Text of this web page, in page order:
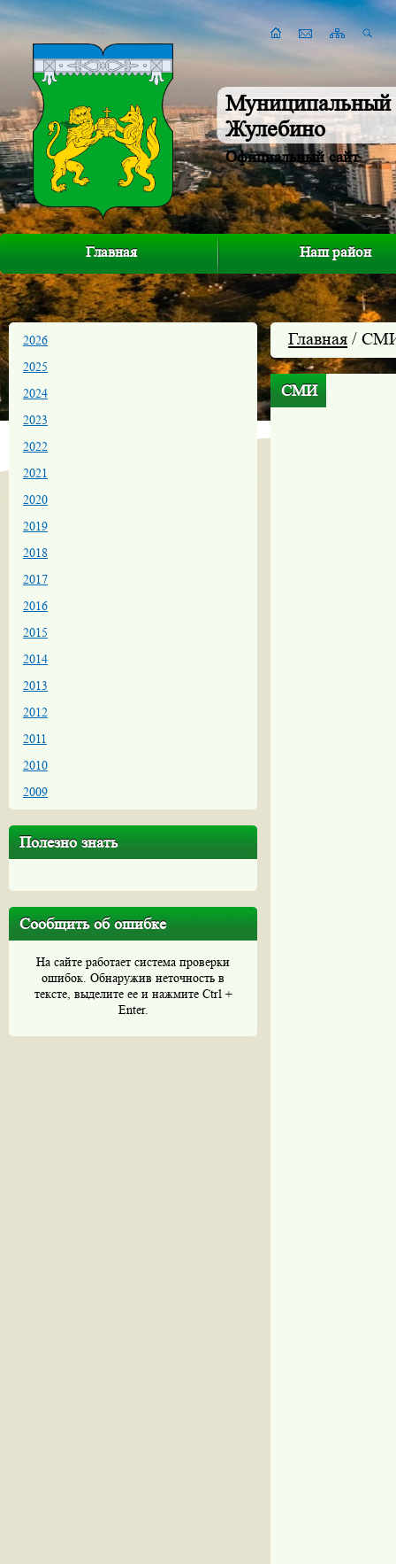
Муниципальный
Жулебино
Официальный сайт
Главная Наш район
2026
2025
2024
2023
2022
2021
2020
2019
2018
2017
2016
2015
2014
2013
2012
2011
2010
2009
Полезно знать
Сообщить об ошибке
На сайте работает система проверки
ошибок. Обнаружив неточность в
тексте, выделите ее и нажмите Ctrl +
Enter.
Главная /
СМИ